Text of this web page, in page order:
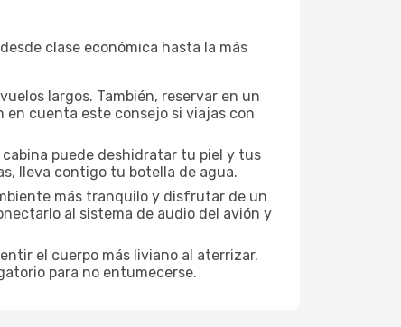
clase económica hasta la más
largos. También, reservar en un
en cuenta este consejo si viajas con
puede deshidratar tu piel y tus
lleva contigo tu botella de agua.
más tranquilo y disfrutar de un
al sistema de audio del avión y
el cuerpo más liviano al aterrizar.
para no entumecerse.